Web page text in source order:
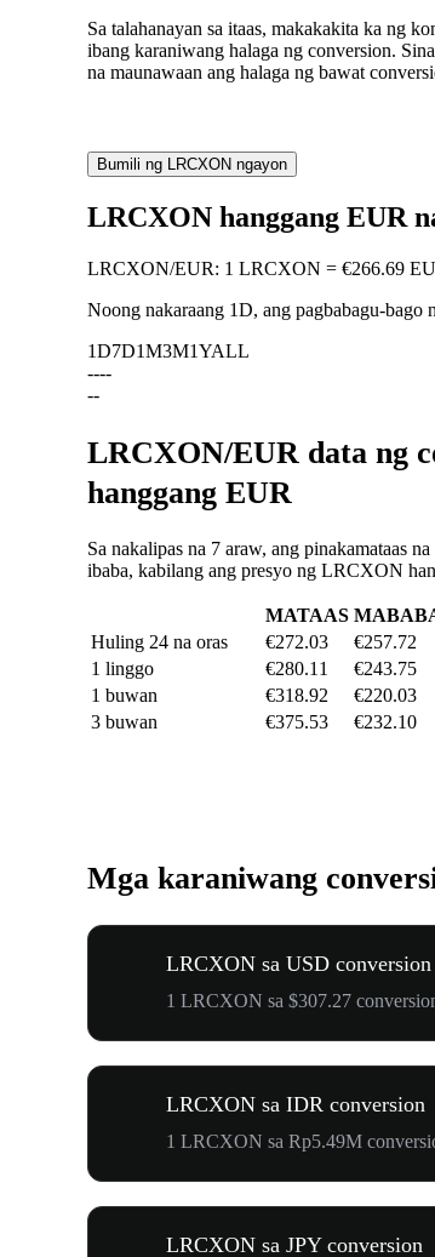
Sa talahanayan sa itaas, makakakita ka ng
ibang karaniwang halaga ng conversion.
na maunawaan ang halaga ng bawat
Bumili ng LRCXON ngayon
LRCXON hanggang EUR
LRCXON/EUR: 1 LRCXON = €266.69
Noong nakaraang 1D, ang pagbabagu-
1D7D1M3M1YALL
----
--
LRCXON/EUR data ng
hanggang EUR
Sa nakalipas na 7 araw, ang pinakamataas
ibaba, kabilang ang presyo ng LRCXON
MATAAS
Huling 24 na oras
€272.03 €257.72
1 linggo
€280.11 €243.75
1 buwan
€318.92 €220.03
3 buwan
€375.53 €232.10
Mga karaniwang
LRCXON sa USD conversion
1 LRCXON sa $307.27
LRCXON sa IDR conversion
1 LRCXON sa Rp5.49M
LRCXON sa JPY conversion